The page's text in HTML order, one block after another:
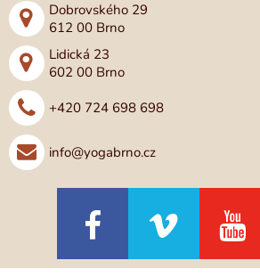
Dobrovského 29
612 00 Brno
Lidická 23
602 00 Brno
+420 724 698 698
info@yogabrno.cz